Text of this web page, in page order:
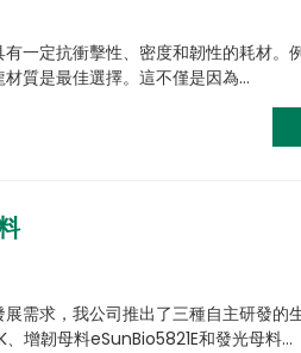
一定抗衝擊性、密度和韌性的耗材。
質是最佳選擇。這不僅是因為…
需求，我公司推出了三種自主研發的
增韌母料eSunBio5821E和發光母料…